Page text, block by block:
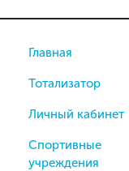
Главная
Тотализатор
Личный кабинет
Спортивные
учреждения